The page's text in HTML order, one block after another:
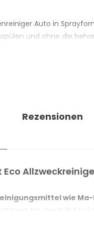
Auto in
und ohne die
und
Metalloberflächen
AUTO MA-FRA
und Holz
Rezensionen
wie Ma-
wie Ma-Fra Split Eco
mit einem sauberen,